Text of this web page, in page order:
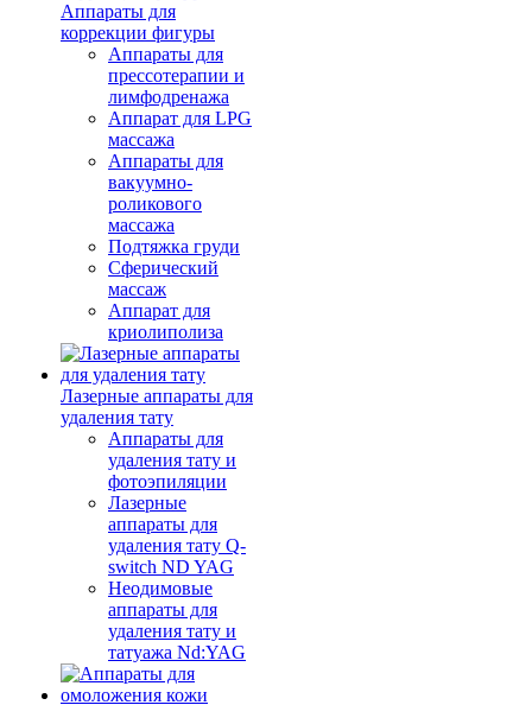
Аппараты для
коррекции фигуры
Аппараты для
прессотерапии и
лимфодренажа
Аппарат для LPG
массажа
Аппараты для
вакуумно-
роликового
массажа
Подтяжка груди
Сферический
массаж
Аппарат для
криолиполиза
Лазерные аппараты для
удаления тату
Аппараты для
удаления тату и
фотоэпиляции
Лазерные
аппараты для
удаления тату Q-
switch ND YAG
Неодимовые
аппараты для
удаления тату и
татуажа Nd:YAG